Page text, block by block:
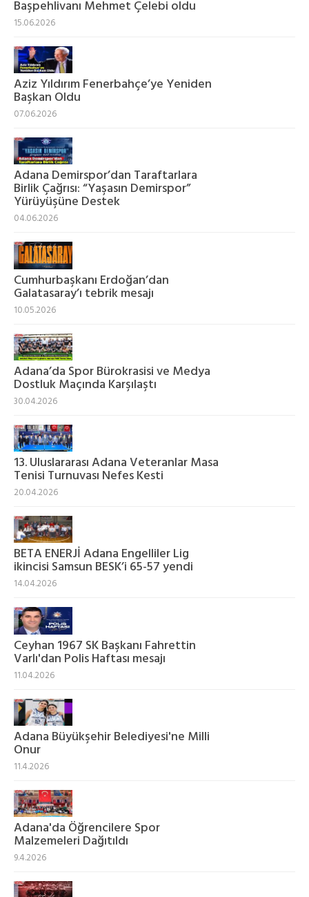
Başpehlivanı Mehmet Çelebi oldu
15.06.2026
Aziz Yıldırım Fenerbahçe’ye Yeniden
Başkan Oldu
07.06.2026
Adana Demirspor’dan Taraftarlara
Birlik Çağrısı: “Yaşasın Demirspor”
Yürüyüşüne Destek
04.06.2026
Cumhurbaşkanı Erdoğan’dan
Galatasaray’ı tebrik mesajı
10.05.2026
Adana’da Spor Bürokrasisi ve Medya
Dostluk Maçında Karşılaştı
30.04.2026
13. Uluslararası Adana Veteranlar Masa
Tenisi Turnuvası Nefes Kesti
20.04.2026
BETA ENERJİ Adana Engelliler Lig
ikincisi Samsun BESK’i 65-57 yendi
14.04.2026
Ceyhan 1967 SK Başkanı Fahrettin
Varlı'dan Polis Haftası mesajı
11.04.2026
Adana Büyükşehir Belediyesi'ne Milli
Onur
11.4.2026
Adana'da Öğrencilere Spor
Malzemeleri Dağıtıldı
9.4.2026